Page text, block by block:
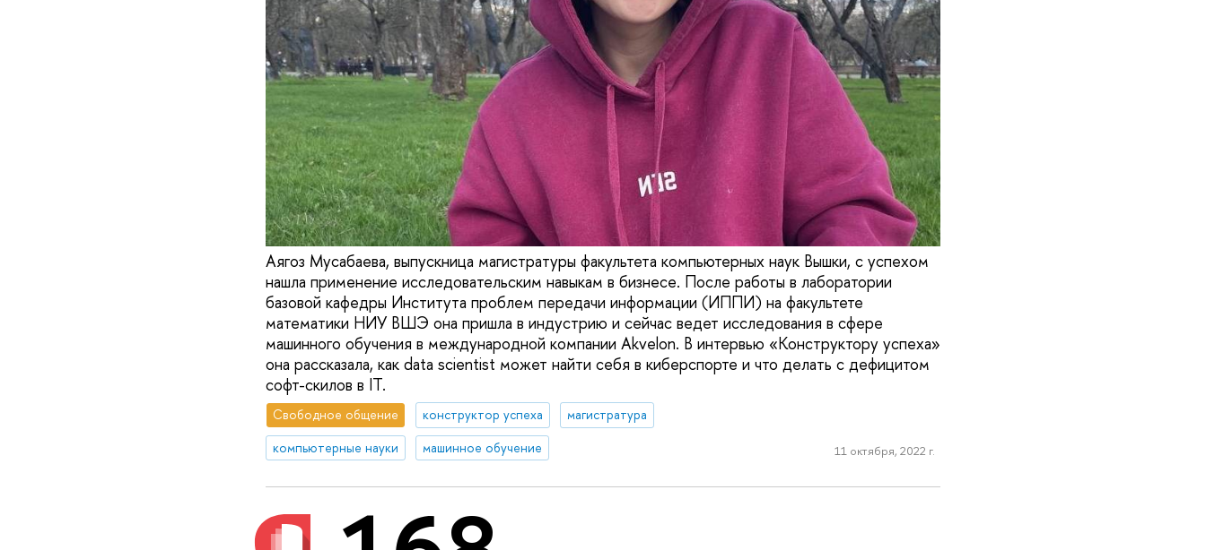
Аягоз Мусабаева, выпускница магистратуры факультета компьютерных наук Вышки, с успехом
нашла применение исследовательским навыкам в бизнесе. После работы в лаборатории
базовой кафедры Института проблем передачи информации (ИППИ) на факультете
математики НИУ ВШЭ она пришла в индустрию и сейчас ведет исследования в сфере
машинного обучения в международной компании Akvelon. В интервью «Конструктору успеха»
она рассказала, как data scientist может найти себя в киберспорте и что делать с дефицитом
софт-скилов в IT.
Свободное общение конструктор успеха
магистратура
компьютерные науки
машинное обучение 11 октября, 2022 г.